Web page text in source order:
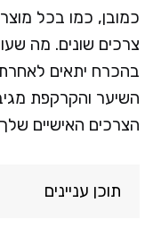
כמובן, כמו בכל
צרכים שונים. מה
בהכרח יתאים
השיער והקרקפת
הצרכים האישיים
תוכן עניינים